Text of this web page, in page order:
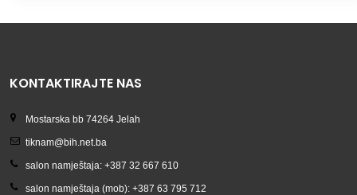
KONTAKTIRAJTE NAS
Mostarska bb 74264 Jelah
tiknam@bih.net.ba
salon namještaja: +387 32 667 610
salon namještaja (mob): +387 63 795 712